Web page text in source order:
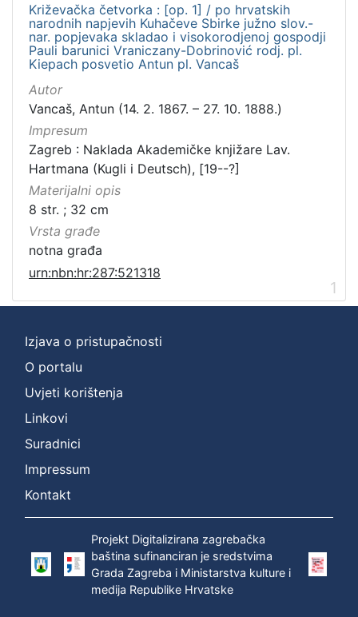
Križevačka četvorka : [op. 1] / po hrvatskih
narodnih napjevih Kuhačeve Sbirke južno slov.-
nar. popjevaka skladao i visokorodjenoj gospodji
Pauli barunici Vraniczany-Dobrinović rodj. pl.
Kiepach posvetio Antun pl. Vancaš
Autor
Vancaš, Antun (14. 2. 1867. – 27. 10. 1888.)
Impresum
Zagreb : Naklada Akademičke knjižare Lav.
Hartmana (Kugli i Deutsch), [19--?]
Materijalni opis
8 str. ; 32 cm
Vrsta građe
notna građa
urn:nbn:hr:287:521318
1
Izjava o pristupačnosti
O portalu
Uvjeti korištenja
Linkovi
Suradnici
Impressum
Kontakt
Projekt Digitalizirana zagrebačka
baština sufinanciran je sredstvima
Grada Zagreba i Ministarstva kulture i
medija Republike Hrvatske